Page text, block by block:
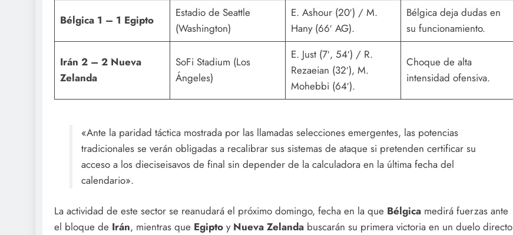
Bélgica 1 – 1 Egipto
Estadio de Seattle
(Washington)
E. Ashour (20′) / M.
Hany (66′ AG).
Bélgica deja dudas en
su funcionamiento.
Irán 2 – 2 Nueva
Zelanda
SoFi Stadium (Los
Ángeles)
E. Just (7′, 54′) / R.
Rezaeian (32′), M.
Mohebbi (64′).
Choque de alta
intensidad ofensiva.
«Ante la paridad táctica mostrada por las llamadas selecciones emergentes, las potencias
tradicionales se verán obligadas a recalibrar sus sistemas de ataque si pretenden certificar su
acceso a los dieciseisavos de final sin depender de la calculadora en la última fecha del
calendario».
La actividad de este sector se reanudará el próximo domingo, fecha en la que Bélgica medirá fuerzas ante
el bloque de Irán, mientras que Egipto y Nueva Zelanda buscarán su primera victoria en un duelo directo